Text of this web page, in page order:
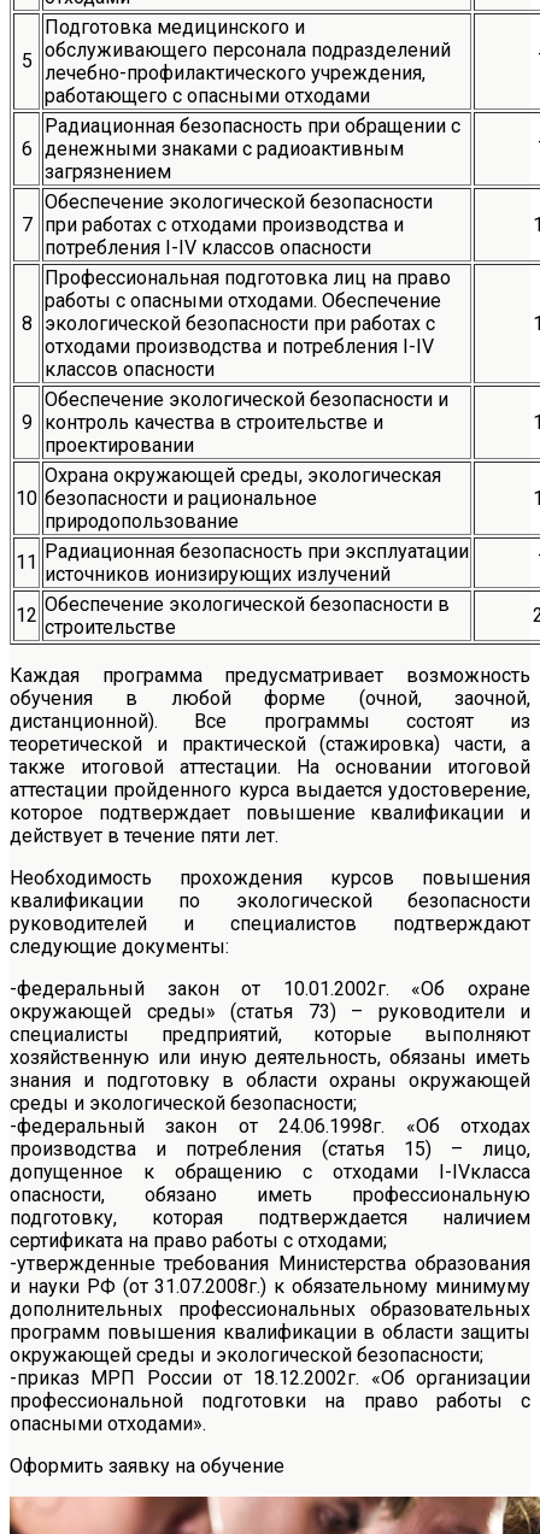
5
Подготовка медицинского и
обслуживающего персонала подразделений
лечебно-профилактического учреждения,
работающего с опасными отходами
6
Радиационная безопасность при обращении с
денежными знаками с радиоактивным
загрязнением
7
Обеспечение экологической безопасности
при работах с отходами производства и
потребления I-IV классов опасности
8
Профессиональная подготовка лиц на право
работы с опасными отходами. Обеспечение
экологической безопасности при работах с
отходами производства и потребления I-IV
классов опасности
9
Обеспечение экологической безопасности и
контроль качества в строительстве и
проектировании
10
Охрана окружающей среды, экологическая
безопасности и рациональное
природопользование
11 Радиационная безопасность при эксплуатации
источников ионизирующих излучений
12 Обеспечение экологической безопасности в
строительстве
Каждая программа предусматривает возможность
обучения в любой форме (очной, заочной,
дистанционной). Все программы состоят из
теоретической и практической (стажировка) части, а
также итоговой аттестации. На основании итоговой
аттестации пройденного курса выдается удостоверение,
которое подтверждает повышение квалификации и
действует в течение пяти лет.
Необходимость прохождения курсов повышения
квалификации по экологической безопасности
руководителей и специалистов подтверждают
следующие документы:
-федеральный закон от 10.01.2002г. «Об охране
окружающей среды» (статья 73) – руководители и
специалисты предприятий, которые выполняют
хозяйственную или иную деятельность, обязаны иметь
знания и подготовку в области охраны окружающей
среды и экологической безопасности;
-федеральный закон от 24.06.1998г. «Об отходах
производства и потребления (статья 15) – лицо,
допущенное к обращению с отходами I-IVкласса
опасности, обязано иметь профессиональную
подготовку, которая подтверждается наличием
сертификата на право работы с отходами;
-утвержденные требования Министерства образования
и науки РФ (от 31.07.2008г.) к обязательному минимуму
дополнительных профессиональных образовательных
программ повышения квалификации в области защиты
окружающей среды и экологической безопасности;
-приказ МРП России от 18.12.2002г. «Об организации
профессиональной подготовки на право работы с
опасными отходами».
Оформить заявку на обучение